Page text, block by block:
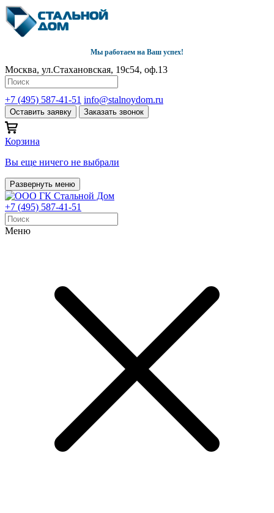
Мы работаем на Ваш успех!
Москва, ул.Стахановская, 19с54, оф.13
+7 (495) 587-41-51 info@stalnoydom.ru
Оставить заявку Заказать звонок
Корзина
Вы еще ничего не выбрали
Развернуть меню
+7 (495) 587-41-51
Меню